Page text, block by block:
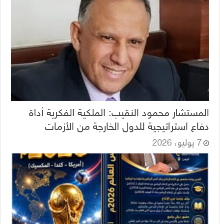
المستشار محمود النقيب: الملكية الفكرية أداة
دفاع استراتيجية للدول الخارجة من الأزمات
7 يوليو، 2026